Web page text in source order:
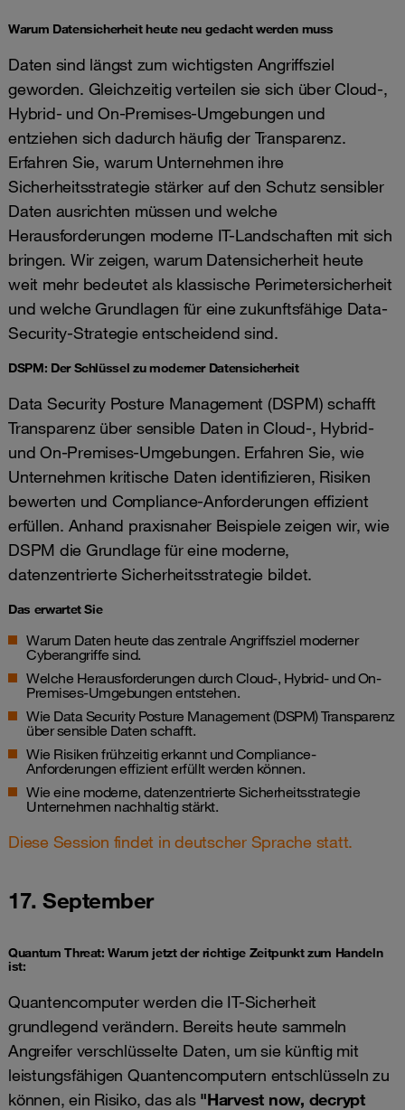
Warum Datensicherheit heute neu gedacht werden muss
Daten sind längst zum wichtigsten Angriffsziel
geworden. Gleichzeitig verteilen sie sich über Cloud-,
Hybrid- und On-Premises-Umgebungen und
entziehen sich dadurch häufig der Transparenz.
Erfahren Sie, warum Unternehmen ihre
Sicherheitsstrategie stärker auf den Schutz sensibler
Daten ausrichten müssen und welche
Herausforderungen moderne IT-Landschaften mit sich
bringen. Wir zeigen, warum Datensicherheit heute
weit mehr bedeutet als klassische Perimetersicherheit
und welche Grundlagen für eine zukunftsfähige Data-
Security-Strategie entscheidend sind.
DSPM: Der Schlüssel zu moderner Datensicherheit
Data Security Posture Management (DSPM) schafft
Transparenz über sensible Daten in Cloud-, Hybrid-
und On-Premises-Umgebungen. Erfahren Sie, wie
Unternehmen kritische Daten identifizieren, Risiken
bewerten und Compliance-Anforderungen effizient
erfüllen. Anhand praxisnaher Beispiele zeigen wir, wie
DSPM die Grundlage für eine moderne,
datenzentrierte Sicherheitsstrategie bildet.
Das erwartet Sie
Warum Daten heute das zentrale Angriffsziel moderner
Cyberangriffe sind.
Welche Herausforderungen durch Cloud-, Hybrid- und On-
Premises-Umgebungen entstehen.
Wie Data Security Posture Management (DSPM) Transparenz
über sensible Daten schafft.
Wie Risiken frühzeitig erkannt und Compliance-
Anforderungen effizient erfüllt werden können.
Wie eine moderne, datenzentrierte Sicherheitsstrategie
Unternehmen nachhaltig stärkt.
Diese Session findet in deutscher Sprache statt.
17. September
Quantum Threat: Warum jetzt der richtige Zeitpunkt zum Handeln
ist:
Quantencomputer werden die IT-Sicherheit
grundlegend verändern. Bereits heute sammeln
Angreifer verschlüsselte Daten, um sie künftig mit
leistungsfähigen Quantencomputern entschlüsseln zu
können, ein Risiko, das als "Harvest now, decrypt